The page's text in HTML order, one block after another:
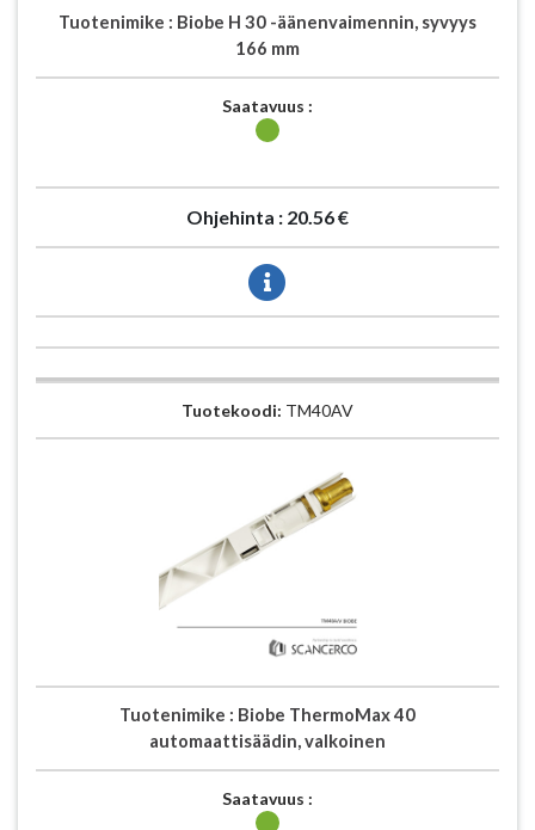
Tuotenimike : Biobe H 30 -äänenvaimennin, syvyys
166 mm
Saatavuus :
Ohjehinta : 20.56 €
Tuotekoodi: TM40AV
Tuotenimike : Biobe ThermoMax 40
automaattisäädin, valkoinen
Saatavuus :